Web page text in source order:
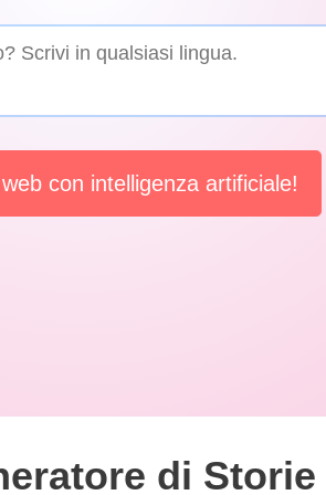
con intelligenza artificiale!
di Storie